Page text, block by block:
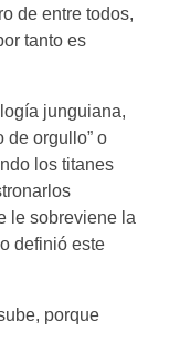
de entre todos,
tanto es
junguiana,
de orgullo” o
los titanes
le sobreviene la
definió este
porque